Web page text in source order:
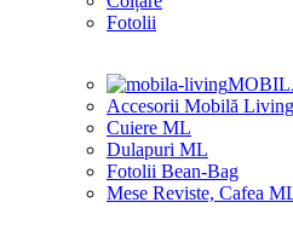
Fotolii
Accesorii Mobilă Living
Cuiere ML
Dulapuri ML
Fotolii Bean-Bag
Mese Reviste, Cafea